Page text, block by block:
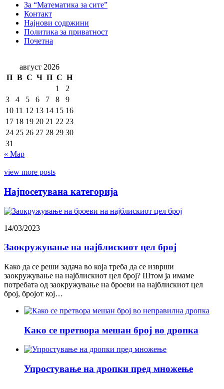
За “Математика за сите”
Контакт
Најнови содржини
Политика за приватност
Почетна
август 2026
П В С Ч П С Н
1
2
3
4 5 6 7 8
9
10 11 12 13 14 15 16
17 18 19 20 21 22 23
24 25 26 27 28 29 30
31
« Мар
view more posts
Најпосетувана категорија
14/03/2023
Заокружување на најблискиот цел број
Како да се реши задача во која треба да се изврши
заокружување на најблискиот цел број? Штом ја имаме
потребата од заокружување на броеви на најблискиот цел
број, бројот кој…
Како се претвора мешан број во дропка
Упростување на дропки пред множење